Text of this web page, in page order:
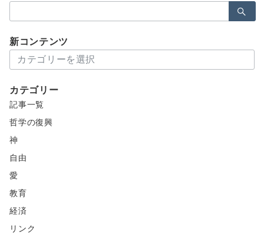
索：
新コンテンツ
コ
テ
ン
ツ
カテゴリー
記事一覧
哲学の復興
神
自由
愛
教育
経済
リンク